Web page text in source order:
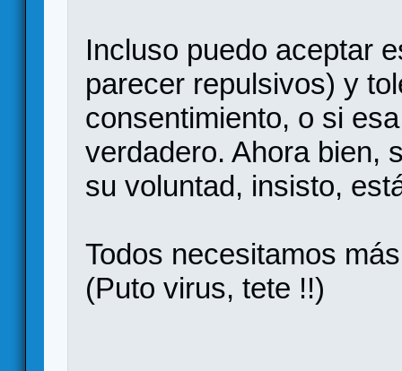
Incluso puedo aceptar
parecer repulsivos) y
consentimiento, o si
verdadero. Ahora bien,
su voluntad, insisto,
Todos necesitamos
(Puto virus, tete !!)